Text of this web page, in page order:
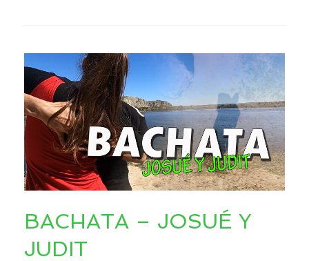
BACHATA – JOSUÉ Y
JUDIT